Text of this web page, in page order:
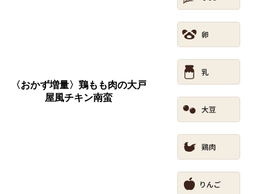
〈おかず増量〉鶏もも肉の大戸
屋風チキン南蛮